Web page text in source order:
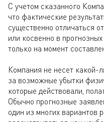
С учетом сказанного
что фактические
существенно отличаться
или косвенно в
только на момент
Компания не несет какой-
за возможные убытки
которые действовали,
Обычно прогнозные
один из многих вариантов